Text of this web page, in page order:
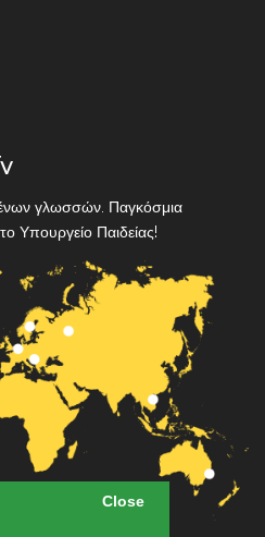
Close
Close
γλωσσών. Παγκόσμια
Υπουργείο Παιδείας!